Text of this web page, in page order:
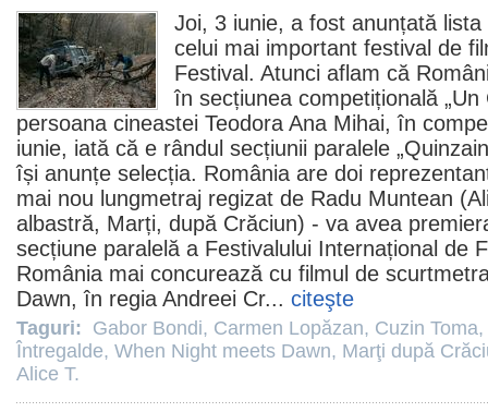
Joi, 3 iunie, a fost anunțată
celui mai important festival de
Festival. Atunci aflam că
în secțiunea competițională „Un
persoana cineastei Teodora Ana Mihai, în
iunie, iată că e rândul secțiunii paralele
își anunțe selecția. România are doi
mai nou lungmetraj regizat de Radu Muntean (
albastră, Marți, după Crăciun) - va avea
secțiune paralelă a Festivalului Internațional de
România mai concurează cu filmul de
Dawn, în regia Andreei Cr... citeşte
Taguri: Gabor Bondi, Carmen Lopăzan, Cuzin Toma,
Întregalde, When Night meets Dawn, Marţi după
Alice T.